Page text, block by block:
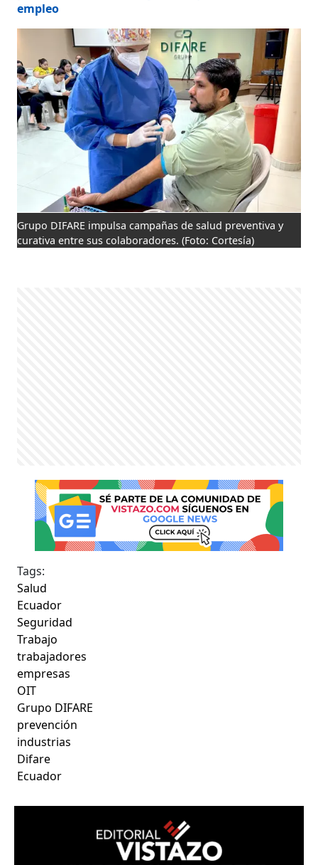
empleo
Grupo DIFARE impulsa campañas de salud preventiva y
curativa entre sus colaboradores. (Foto: Cortesía)
Tags:
Salud
Ecuador
Seguridad
Trabajo
trabajadores
empresas
OIT
Grupo DIFARE
prevención
industrias
Difare
Ecuador